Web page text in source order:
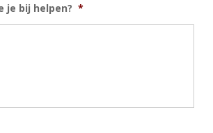
je bij helpen? *